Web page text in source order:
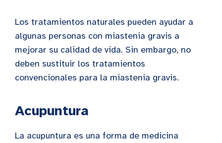
Los tratamientos naturales pueden ayudar a
algunas personas con miastenia gravis a
mejorar su calidad de vida. Sin embargo, no
deben sustituir los tratamientos
convencionales para la miastenia gravis.
Acupuntura
La acupuntura es una forma de medicina